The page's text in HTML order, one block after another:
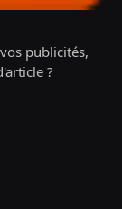
publicités,
?